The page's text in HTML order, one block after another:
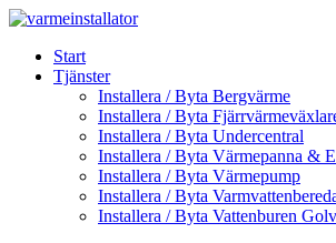
Skip
contentStart
Tjänster
Installera / Byta Bergvärme
Installera / Byta
Installera / Byta Undercentral
Installera / Byta Värmepanna &
Installera / Byta Värmepump
Installera / Byta
Installera / Byta Vattenburen